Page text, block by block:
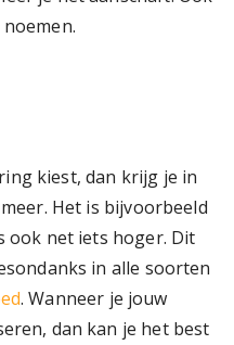
kiest, dan krijg je in
Het is bijvoorbeeld
ook net iets hoger. Dit
in alle soorten
. Wanneer je jouw
dan kan je het best